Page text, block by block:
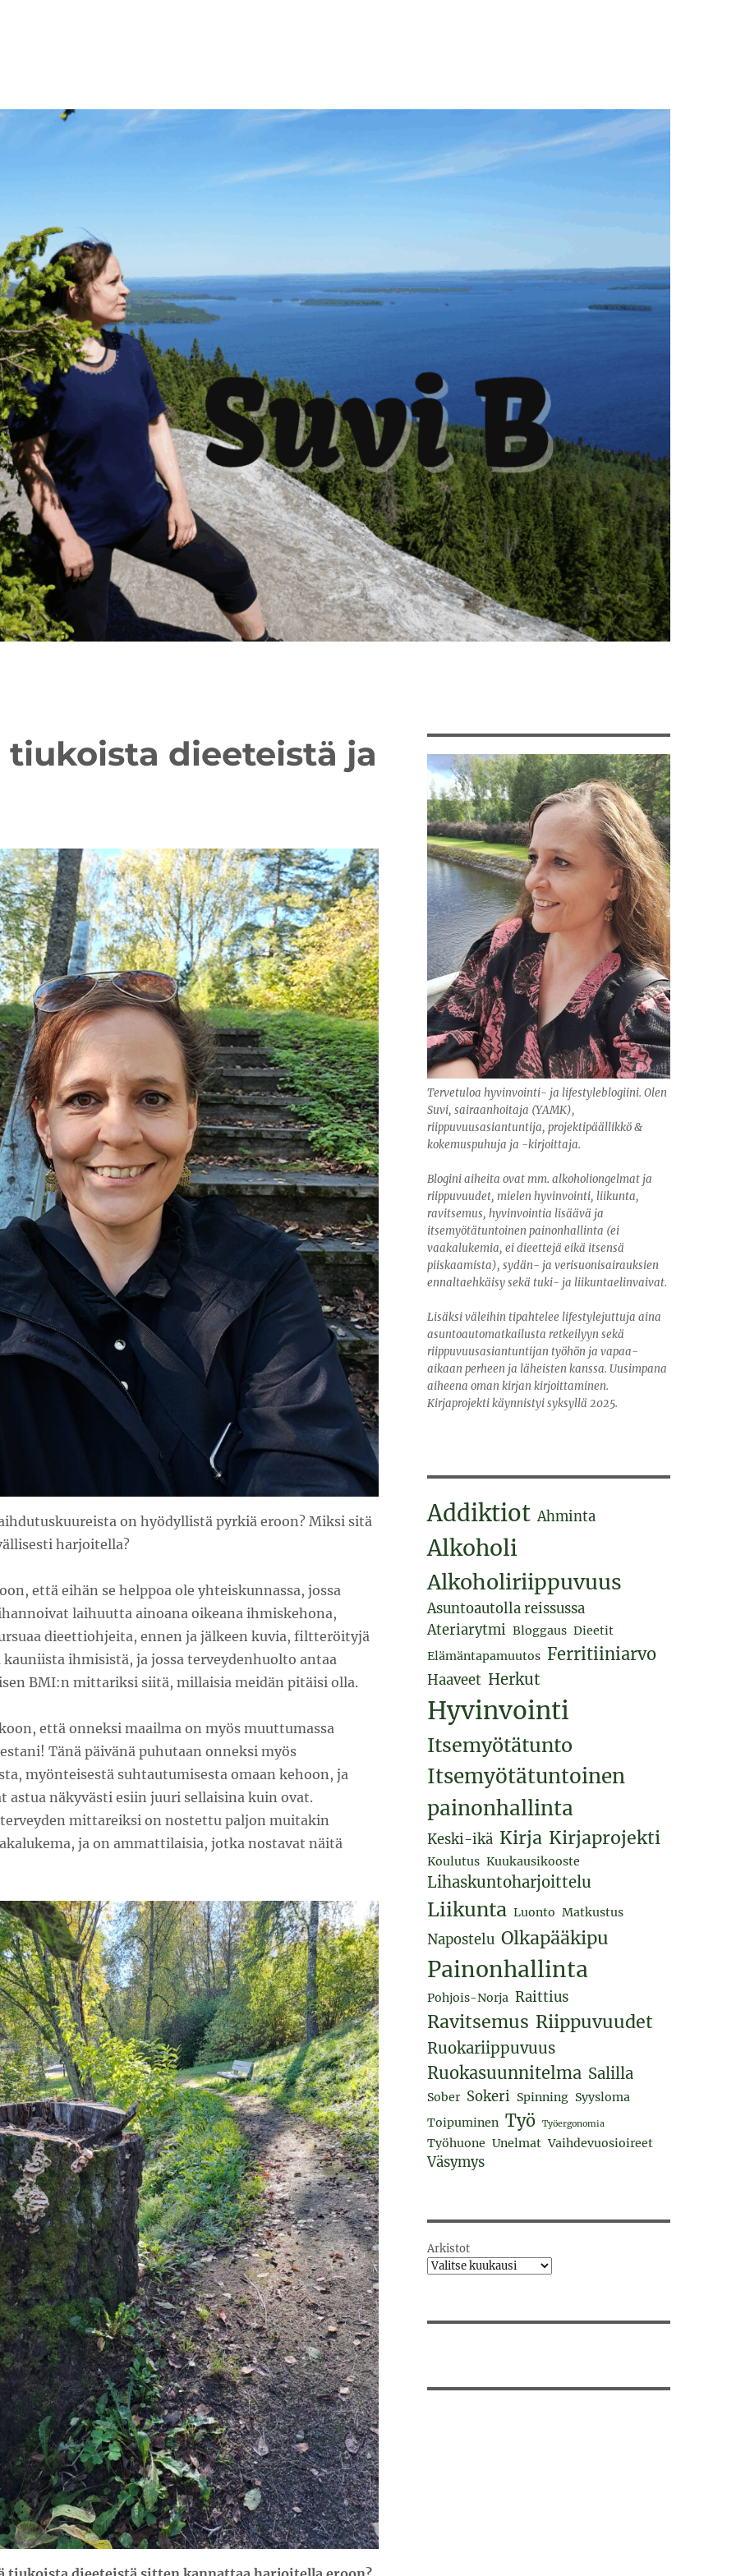
dieeteistä ja
on hyödyllistä pyrkiä eroon? Miksi sitä
harjoitella?
että eihän se helppoa ole yhteiskunnassa, jossa
laihuutta ainoana oikeana ihmiskehona,
dieettiohjeita, ennen ja jälkeen kuvia, filtteröityjä
ihmisistä, ja jossa terveydenhuolto antaa
BMI:n mittariksi siitä, millaisia meidän pitäisi olla.
että onneksi maailma on myös muuttumassa
Tänä päivänä puhutaan onneksi myös
myönteisestä suhtautumisesta omaan kehoon, ja
astua näkyvästi esiin juuri sellaisina kuin ovat.
mittareiksi on nostettu paljon muitakin
ja on ammattilaisia, jotka nostavat näitä
Tervetuloa hyvinvointi- ja lifestyleblogiini. Olen
Suvi, sairaanhoitaja (YAMK),
riippuvuusasiantuntija, projektipäällikkö &
kokemuspuhuja ja -kirjoittaja.
Blogini aiheita ovat mm. alkoholiongelmat ja
riippuvuudet, mielen hyvinvointi, liikunta,
ravitsemus, hyvinvointia lisäävä ja
itsemyötätuntoinen painonhallinta (ei
vaakalukemia, ei dieettejä eikä itsensä
piiskaamista), sydän- ja verisuonisairauksien
ennaltaehkäisy sekä tuki- ja liikuntaelinvaivat.
Lisäksi väleihin tipahtelee lifestylejuttuja aina
asuntoautomatkailusta retkeilyyn sekä
riippuvuusasiantuntijan työhön ja vapaa-
aikaan perheen ja läheisten kanssa. Uusimpana
aiheena oman kirjan kirjoittaminen.
Kirjaprojekti käynnistyi syksyllä 2025.
Addiktiot Ahminta
Alkoholi
Alkoholiriippuvuus
Asuntoautolla reissussa
Ateriarytmi Bloggaus Dieetit
Elämäntapamuutos Ferritiiniarvo
Haaveet Herkut
Hyvinvointi
Itsemyötätunto
Itsemyötätuntoinen
painonhallinta
Keski-ikä Kirja Kirjaprojekti
Koulutus Kuukausikooste
Lihaskuntoharjoittelu
Liikunta Luonto Matkustus
Napostelu Olkapääkipu
Painonhallinta
Pohjois-Norja Raittius
Ravitsemus Riippuvuudet
Ruokariippuvuus
Ruokasuunnitelma Salilla
Sober Sokeri Spinning Syysloma
Toipuminen Työ Työergonomia
Työhuone Unelmat Vaihdevuosioireet
Väsymys
Arkistot